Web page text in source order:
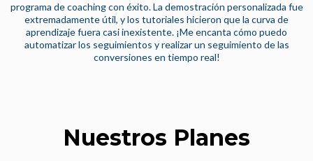
programa de coaching con éxito. La demostración personalizada fue
extremadamente útil, y los tutoriales hicieron que la curva de
aprendizaje fuera casi inexistente. ¡Me encanta cómo puedo
automatizar los seguimientos y realizar un seguimiento de las
conversiones en tiempo real!
Nuestros Planes